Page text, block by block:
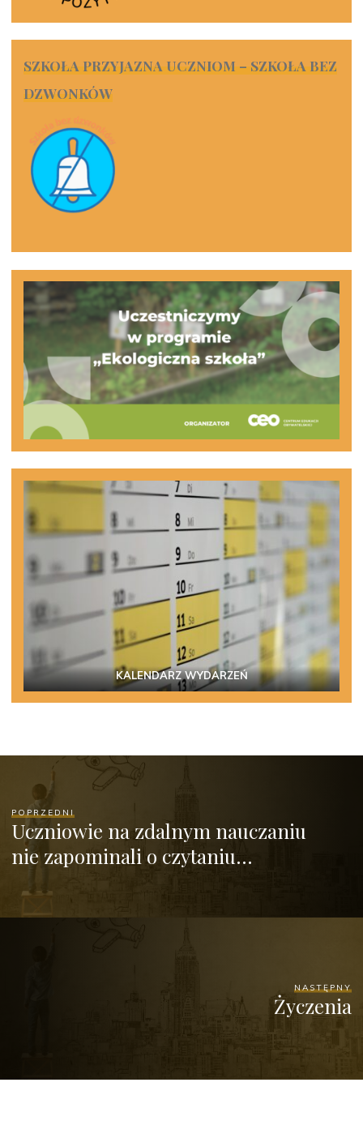
SZKOŁA PRZYJAZNA UCZNIOM – SZKOŁA BEZ
DZWONKÓW
KALENDARZ WYDARZEŃ
POPRZEDNI
Uczniowie na zdalnym nauczaniu
nie zapominali o czytaniu…
NASTĘPNY
Życzenia